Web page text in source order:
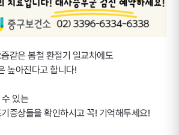
같은 봄철 환절기 일교차에도
높아진다고 합니다!
있는
증상들을 확인하시고 꼭! 기억해두세요!